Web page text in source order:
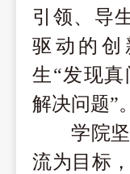
引领、导
驱动的创
生“发现
解决问题”。
学院
流为目标